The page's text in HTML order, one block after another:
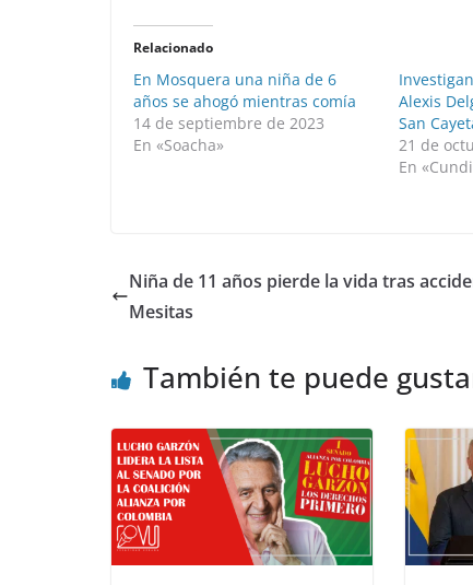
Relacionado
En Mosquera una niña de 6
años se ahogó mientras comía
14 de septiembre de 2023
En «Soacha»
Alexis
San
21 de
En
Niña de 11 años pierde la vida tras
Mesitas
También te puede